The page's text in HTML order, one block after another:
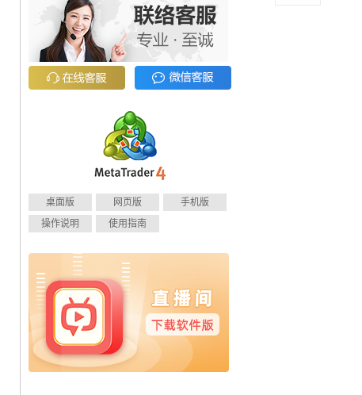
桌面版 网页版
手机版
操作说明
使用指南